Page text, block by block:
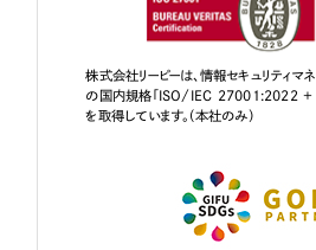
株式会社リーピーは、情報セキュリティマネ
の国内規格「ISO/IEC 27001:2022 +
を取得しています。（本社のみ）